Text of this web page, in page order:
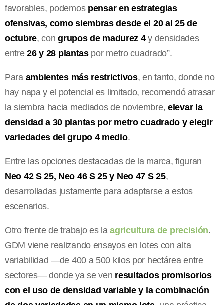
favorables, podemos pensar en estrategias
ofensivas, como siembras desde el 20 al 25 de
octubre, congrupos de madurez 4y densidades
entre26 y 28 plantaspor metro cuadrado”.
Para ambientes más restrictivos, en tanto, donde no
hay napa y el potencial es limitado, recomendó atrasar
la siembra hacia mediados de noviembre,elevar la
densidad a 30 plantas por metro cuadrado y elegir
variedades del grupo 4 medio.
Entre las opciones destacadas de la marca, figuran
Neo 42 S 25, Neo 46 S 25 y Neo 47 S 25,
desarrolladas justamente para adaptarse a estos
escenarios.
Otro frente de trabajo es laagricultura de precisión.
GDM viene realizando ensayos en lotes con alta
variabilidad —de 400 a 500 kilos por hectárea entre
sectores— donde ya se ven resultados promisorios
con el uso de densidad variable y la combinación